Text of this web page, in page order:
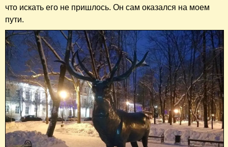
что искать его не пришлось. Он сам оказался на моем
пути.